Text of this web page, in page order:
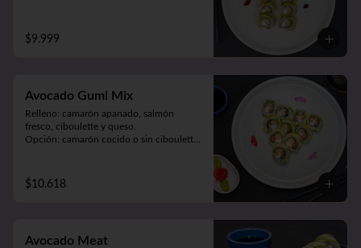
$9.999
Avocado Gumi Mix
Relleno: camarón apanado, salmón
fresco, ciboulette y queso.
Opción: camarón cocido o sin ciboulette
$10.618
Avocado Meat